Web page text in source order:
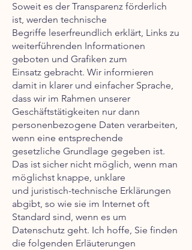
Soweit es der Transparenz förderlich
ist, werden technische
Begriffe leserfreundlich erklärt, Links zu
weiterführenden Informationen
geboten und Grafiken zum
Einsatz gebracht. Wir informieren
damit in klarer und einfacher Sprache,
dass wir im Rahmen unserer
Geschäftstätigkeiten nur dann
personenbezogene Daten verarbeiten,
wenn eine entsprechende
gesetzliche Grundlage gegeben ist.
Das ist sicher nicht möglich, wenn man
möglichst knappe, unklare
und juristisch-technische Erklärungen
abgibt, so wie sie im Internet oft
Standard sind, wenn es um
Datenschutz geht. Ich hoffe, Sie finden
die folgenden Erläuterungen